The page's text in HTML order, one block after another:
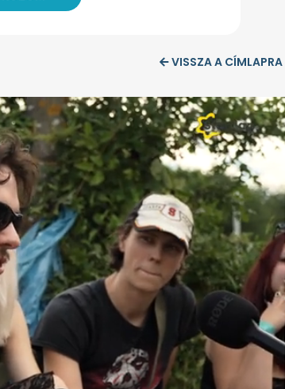
VISSZA A CÍMLAPRA